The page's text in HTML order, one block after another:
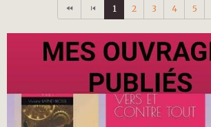
1 2 3 4 5